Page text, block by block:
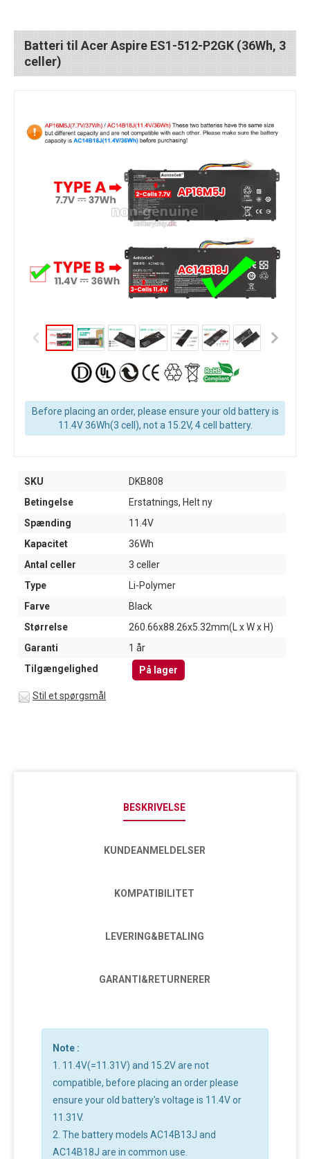
Batteri til Acer Aspire ES1-512-P2GK (36Wh, 3
celler)
Before placing an order, please ensure your old battery is
11.4V 36Wh(3 cell), not a 15.2V, 4 cell battery.
SKU
DKB808
Betingelse
Erstatnings, Helt ny
Spænding
11.4V
Kapacitet
36Wh
Antal celler
3 celler
Type
Li-Polymer
Farve
Black
Størrelse
260.66x88.26x5.32mm(L x W x H)
Garanti
1 år
Tilgængelighed
På lager
Stil et spørgsmål
BESKRIVELSE
KUNDEANMELDELSER
KOMPATIBILITET
LEVERING&BETALING
GARANTI&RETURNERER
Note :
1. 11.4V(=11.31V) and 15.2V are not
compatible, before placing an order please
ensure your old battery's voltage is 11.4V or
11.31V.
2. The battery models AC14B13J and
AC14B18J are in common use.